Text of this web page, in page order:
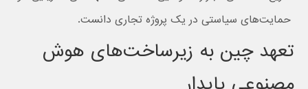
حمایت‌های سیاستی در یک پروژه تجاری دانست.
تعهد چین به زیرساخت‌های هوش